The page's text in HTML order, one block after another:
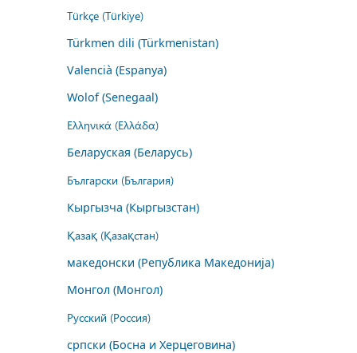
Türkçe (Türkiye)
Türkmen dili (Türkmenistan)
Valencià (Espanya)
Wolof (Senegaal)
Ελληνικά (Ελλάδα)
Беларуская (Беларусь)
Български (България)
Кыргызча (Кыргызстан)
Қазақ (Қазақстан)
македонски (Република Македонија)
Монгол (Монгол)
Русский (Россия)
српски (Босна и Херцеговина)